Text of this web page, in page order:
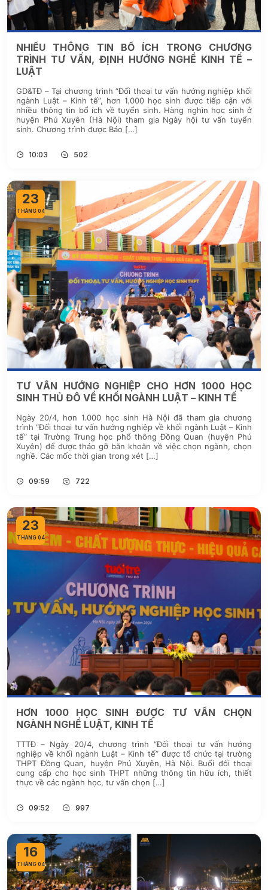
NHIỀU THÔNG TIN BỔ ÍCH TRONG CHƯƠNG
TRÌNH TƯ VẤN, ĐỊNH HƯỚNG NGHỀ KINH TẾ –
LUẬT
GD&TĐ – Tại chương trình “Đối thoại tư vấn hướng nghiệp khối
ngành Luật – Kinh tế”, hơn 1.000 học sinh được tiếp cận với
nhiều thông tin bổ ích về tuyển sinh. Hàng nghìn học sinh ở
huyện Phú Xuyên (Hà Nội) tham gia Ngày hội tư vấn tuyển
sinh. Chương trình được Báo […]
10:03 502
23
THÁNG 04
TƯ VẤN HƯỚNG NGHIỆP CHO HƠN 1000 HỌC
SINH THỦ ĐÔ VỀ KHỐI NGÀNH LUẬT – KINH TẾ
Ngày 20/4, hơn 1.000 học sinh Hà Nội đã tham gia chương
trình “Đối thoại tư vấn hướng nghiệp về khối ngành Luật – Kinh
tế” tại Trường Trung học phổ thông Đồng Quan (huyện Phú
Xuyên) để được tháo gỡ băn khoăn về việc chọn ngành, chọn
nghề. Các mốc thời gian trong xét […]
09:59 722
23
THÁNG 04
HƠN 1000 HỌC SINH ĐƯỢC TƯ VẤN CHỌN
NGÀNH NGHỀ LUẬT, KINH TẾ
TTTĐ – Ngày 20/4, chương trình “Đối thoại tư vấn hướng
nghiệp về khối ngành Luật – Kinh tế” được tổ chức tại trường
THPT Đồng Quan, huyện Phú Xuyên, Hà Nội. Buổi đối thoại
cung cấp cho học sinh THPT những thông tin hữu ích, thiết
thực về các ngành học, tư vấn chọn […]
09:52 997
16
THÁNG 04